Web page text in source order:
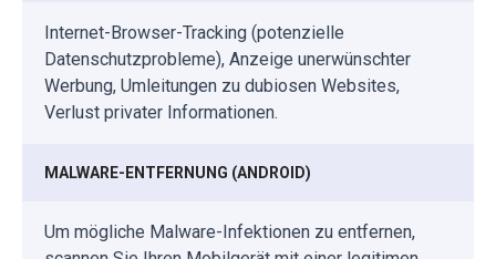
Internet-Browser-Tracking (potenzielle
Datenschutzprobleme), Anzeige unerwünschter
Werbung, Umleitungen zu dubiosen Websites,
Verlust privater Informationen.
MALWARE-ENTFERNUNG (ANDROID)
Um mögliche Malware-Infektionen zu entfernen,